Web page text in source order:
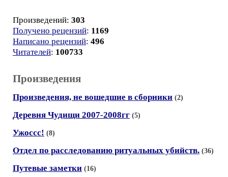
Произведений: 303
Получено рецензий: 1169
Написано рецензий: 496
Читателей: 100733
Произведения
Произведения, не вошедшие в сборники (2)
Деревня Чудищи 2007-2008гг (5)
Ужоссс! (8)
Отдел по расследованию ритуальных убийств. (36)
Путевые заметки (16)